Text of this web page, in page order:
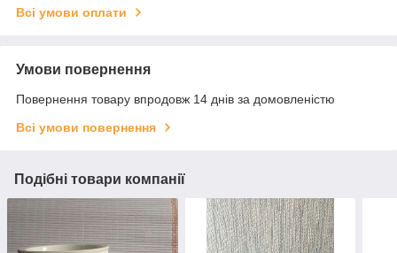
Всі умови оплати
Умови повернення
Повернення товару впродовж 14 днів за домовленістю
Всі умови повернення
Подібні товари компанії